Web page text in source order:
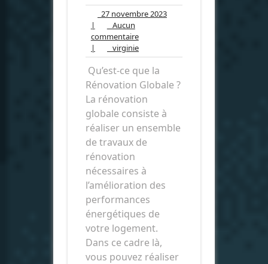
27 novembre 202327
|
Aucun
commentaireAucun
commentaire
| virginievirginie
Qu’est-ce que la
Rénovation Globale ?
La rénovation
globale consiste à
réaliser un ensemble
de travaux de
rénovation
nécessaires à
l’amélioration des
performances
énergétiques de
votre logement.
Dans ce cadre là,
vous pouvez réaliser